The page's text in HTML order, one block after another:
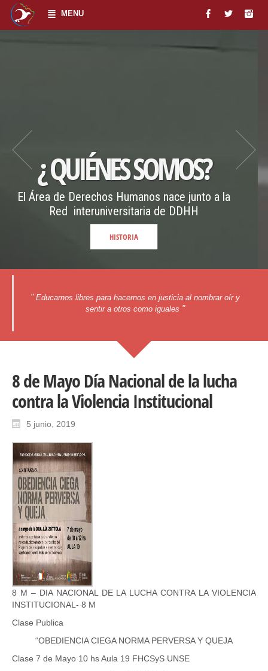
MENU
SOMOS?
nace junto a la
de DDHH
Espacios
"Educarnos libres para hacernos en justicia al nombrar oír y
sentir a otros como iguales "
8 de Mayo Día Nacional de la lucha
contra la Violencia Institucional
5 junio, 2019
8 M – DIA NACIONAL DE LA LUCHA CONTRA LA VIOLENCIA
INSTITUCIONAL- 8 M
Clase Publica
“OBEDIENCIA CIEGA NORMA PERVERSA Y QUEJA
Clase 7 de Mayo 10 hs Aula 19 FHCSyS UNSE